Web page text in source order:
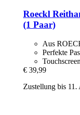
Roeckl
(1 Paar)
Aus
Perfekte
€ 39,99
Zustellung bis 11.